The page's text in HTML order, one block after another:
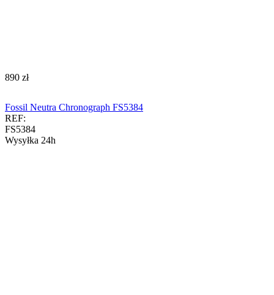
‍890‍ zł
Fossil Neutra Chronograph FS5384
REF:
FS5384
Wysyłka 24h